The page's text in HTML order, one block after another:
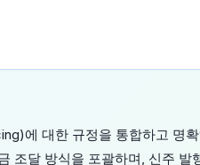
에 대한 규정을 통합하고 명
조달 방식을 포괄하며, 신주 발